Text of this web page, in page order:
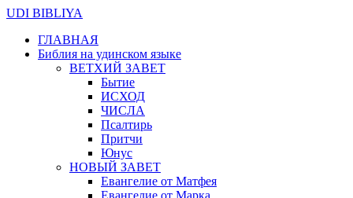
UDI BIBLIYA
ГЛАВНАЯ
Библия на удинском языке
ВЕТХИЙ ЗАВЕТ
Бытие
ИСХОД
ЧИСЛА
Псалтирь
Притчи
Юнус
НОВЫЙ ЗАВЕТ
Евангелие от Матфея
Евангелие от Марка